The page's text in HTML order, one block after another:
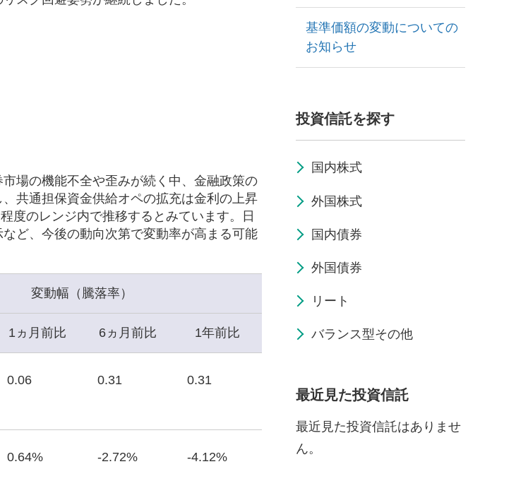
場の機能不全や歪みが続く中、金融政策の
共通担保資金供給オペの拡充は金利の上昇
度のレンジ内で推移するとみています。日
ど、今後の動向次第で変動率が高まる可能
変動幅（騰落率）
1ヵ月前比 6ヵ月前比 1年前比
0.06 0.31 0.31
0.64% -2.72% -4.12%
基準価額の変動についての
お知らせ
投資信託を探す
国内株式
外国株式
国内債券
外国債券
リート
バランス型その他
最近見た投資信託
最近見た投資信託はありませ
ん。